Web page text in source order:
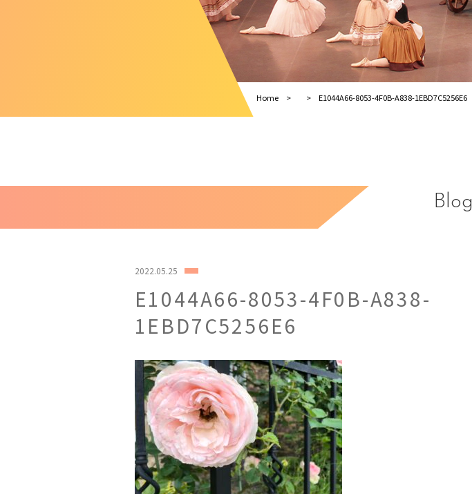
Home E1044A66-8053-4F0B-A838-1EBD7C5256E6
Blog
2022.05.25
E1044A66-8053-4F0B-A838-
1EBD7C5256E6